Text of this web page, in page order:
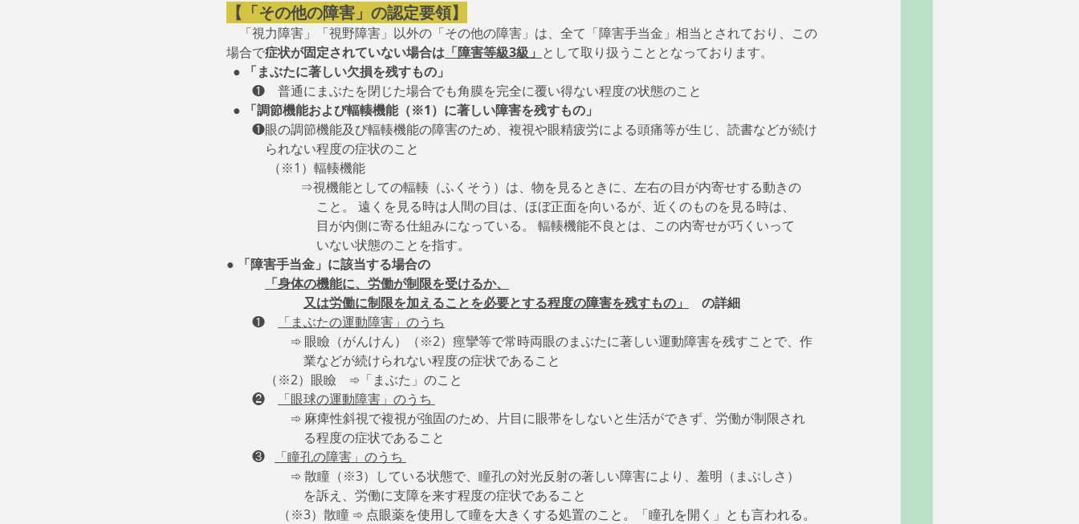
【「その他の障害」の認定要領】
「視力障害」「視野障害」以外の「その他の障害」は、全て「障害手当金」相当とされており、この
場合で症状が固定されていない場合は 「障害等級3級」 として取り扱うこととなっております。
  ●
「まぶたに著しい欠損を残すもの」
❶　普通にまぶたを閉じた場合でも角膜を完全に覆い得ない程度の状態のこと
  ●
「調節機能および輻輳機能（※1）に著しい障害を残すもの」
❶眼の調節機能及び輻輳機能の障害のため、複視や眼精疲労による頭痛等が生じ、読書などが続け
られない程度の症状のこと
（※1）輻輳機能
                       ⇒視機能としての輻輳（ふくそう）は、物を見るときに、左右の目が内寄せする動きの
こと。 遠くを見る時は人間の目は、ほぼ正面を向いるが、近くのものを見る時は、
目が内側に寄る仕組みになっている。 輻輳機能不良とは、この内寄せが巧くいって
いない状態のことを指す。
●
「障害手当金」に該当する場合の
「身体の機能に、労働が制限を受けるか、
又は労働に制限を加えることを必要とする程度の障害を残すもの」
の詳細
❶
「まぶたの運動障害」のうち
➾ 眼瞼（がんけん）（※2）痙攣等で常時両眼のまぶたに著しい運動障害を残すことで、作
業などが続けられない程度の症状であること
（※2）眼瞼　➾「まぶた」のこと
❷
「眼球の運動障害」のうち
➾ 麻痺性斜視で複視が強固のため、片目に眼帯をしないと生活ができず、労働が制限され
る程度の症状であること
❸
「瞳孔の障害」のうち
➾ 散瞳（※3）している状態で、瞳孔の対光反射の著しい障害により、羞明（まぶしさ）
を訴え、労働に支障を来す程度の症状であること
（※3）散瞳 ➾ 点眼薬を使用して瞳を大きくする処置のこと。「瞳孔を開く」とも言われる。